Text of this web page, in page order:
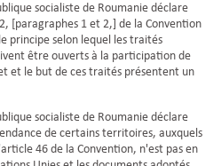
socialiste de Roumanie déclare
[paragraphes 1 et 2,] de la Convention
principe selon lequel les traités
être ouverts à la participation de
et le but de ces traités présentent un
socialiste de Roumanie déclare
de certains territoires, auxquels
46 de la Convention, n'est pas en